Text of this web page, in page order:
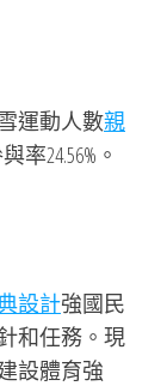
運動人數親
率24.56%。
設計強國民
和任務。現
設體育強